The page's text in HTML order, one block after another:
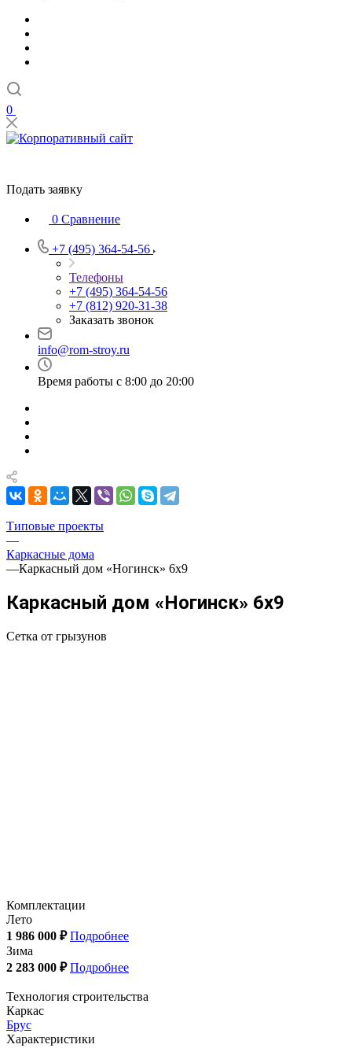
0
Подать заявку
0 Сравнение
+7 (495) 364-54-56
Телефоны
+7 (495) 364-54-56
+7 (812) 920-31-38
Заказать звонок
info@rom-stroy.ru
Время работы с 8:00 до 20:00
Типовые проекты
—
Каркасные дома
—Каркасный дом «Ногинск» 6х9
Каркасный дом «Ногинск» 6х9
Сетка от грызунов
Комплектации
Лето
1 986 000 ₽ Подробнее
Зима
2 283 000 ₽ Подробнее
Технология строительства
Каркас
Брус
Характеристики